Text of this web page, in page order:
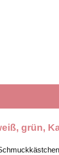
grün,